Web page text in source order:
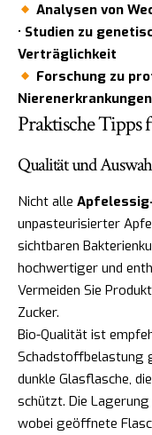
Analysen von
• Studien zu
Verträglichkeit
Forschung zu
Nierenerkrankungen
Praktische Tipps
Qualität und
Nicht alle
unpasteurisierter
sichtbaren
hochwertiger und
Vermeiden Sie
Zucker.
Bio-Qualität ist
Schadstoffbelastung
dunkle Glasflasche,
schützt. Die
wobei geöffnete